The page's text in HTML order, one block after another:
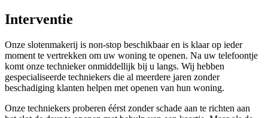
Interventie
Onze slotenmakerij is non-stop beschikbaar en is klaar op ieder
moment te vertrekken om uw woning te openen. Na uw telefoontje
komt onze technieker onmiddellijk bij u langs. Wij hebben
gespecialiseerde techniekers die al meerdere jaren zonder
beschadiging klanten helpen met openen van hun woning.
Onze techniekers proberen éérst zonder schade aan te richten aan